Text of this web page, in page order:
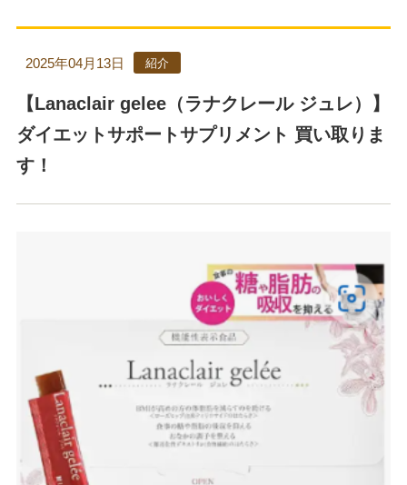
【Lanaclair gelee（ラナクレール ジュレ）】
ダイエットサポートサプリメント 買い取りま
す！
2025年04月13日 紹介